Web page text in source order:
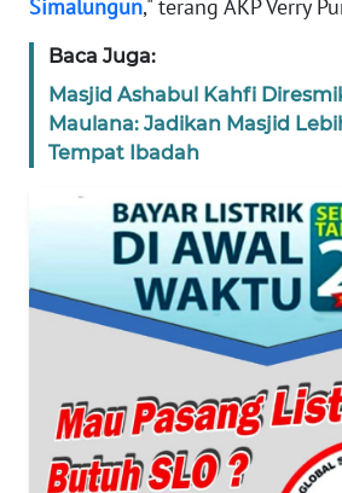
Simalungun," terang AKP Verry
Baca Juga:
Masjid Ashabul Kahfi
Maulana: Jadikan Masjid
Tempat Ibadah
JABAR
WN
BANTEN
WN
KEPRI
PAPUA
WN